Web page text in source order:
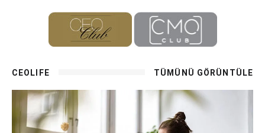
CEOLIFE TÜMÜNÜ GÖRÜNTÜLE